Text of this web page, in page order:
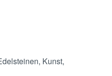
Kunst,